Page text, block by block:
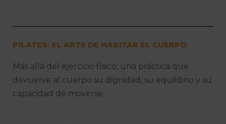
PILATES: EL ARTE DE HABITAR EL CUERPO
Más allá del ejercicio físico, una práctica que
devuelve al cuerpo su dignidad, su equilibrio y su
capacidad de moverse...